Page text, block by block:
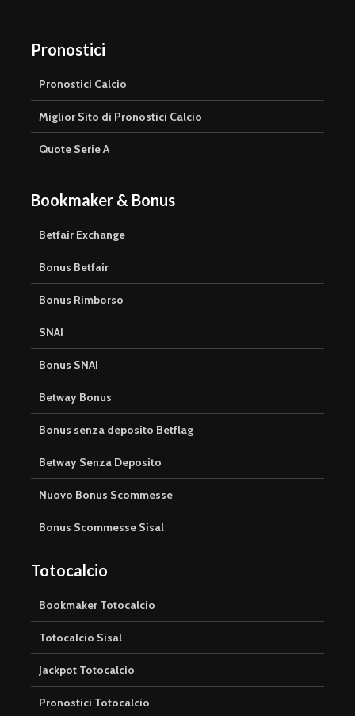
Pronostici
Pronostici Calcio
Miglior Sito di Pronostici Calcio
Quote Serie A
Bookmaker & Bonus
Betfair Exchange
Bonus Betfair
Bonus Rimborso
SNAI
Bonus SNAI
Betway Bonus
Bonus senza deposito Betflag
Betway Senza Deposito
Nuovo Bonus Scommesse
Bonus Scommesse Sisal
Totocalcio
Bookmaker Totocalcio
Totocalcio Sisal
Jackpot Totocalcio
Pronostici Totocalcio